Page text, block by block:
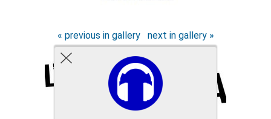
« previous in gallery next in gallery »